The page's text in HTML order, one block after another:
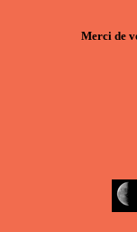
Merci de